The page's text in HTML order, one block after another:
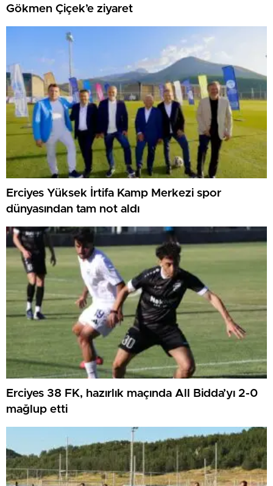
Gökmen Çiçek’e ziyaret
Erciyes Yüksek İrtifa Kamp Merkezi spor
dünyasından tam not aldı
Erciyes 38 FK, hazırlık maçında All Bidda’yı 2-0
mağlup etti